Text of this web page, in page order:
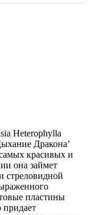
Heterophylla
Дракона’
красивых и
она займет
стреловидной
пластины